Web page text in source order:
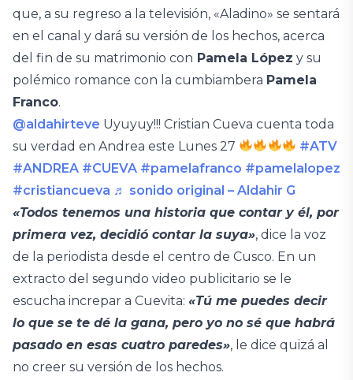
que, a su regreso a la televisión, «Aladino» se sentará
en el canal y dará su versión de los hechos, acerca
del fin de su matrimonio con Pamela López y su
polémico romance con la cumbiambera Pamela
Franco.
@aldahirteve Uyuyuy!!! Cristian Cueva cuenta toda
su verdad en Andrea este Lunes 27
#ATV
#ANDREA #CUEVA #pamelafranco #pamelalopez
#cristiancueva ♬ sonido original – Aldahir G
«Todos tenemos una historia que contar y él, por
primera vez, decidió contar la suya», dice la voz
de la periodista desde el centro de Cusco. En un
extracto del segundo video publicitario se le
escucha increpar a Cuevita: «Tú me puedes decir
lo que se te dé la gana, pero yo no sé que habrá
pasado en esas cuatro paredes», le dice quizá al
no creer su versión de los hechos.